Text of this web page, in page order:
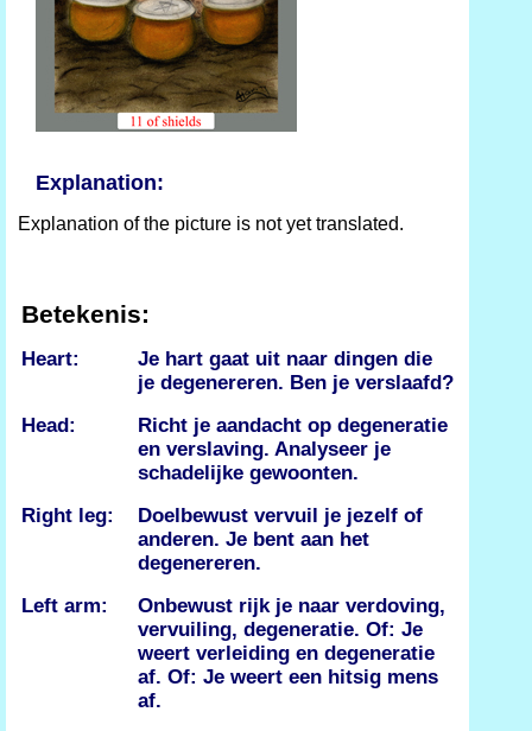
Explanation:
Explanation of the picture is not yet translated.
Betekenis:
Heart:
Je hart gaat uit naar dingen die
je degenereren. Ben je verslaafd?
Head:
Richt je aandacht op degeneratie
en verslaving. Analyseer je
schadelijke gewoonten.
Right leg:
Doelbewust vervuil je jezelf of
anderen. Je bent aan het
degenereren.
Left arm:
Onbewust rijk je naar verdoving,
vervuiling, degeneratie. Of: Je
weert verleiding en degeneratie
af. Of: Je weert een hitsig mens
af.